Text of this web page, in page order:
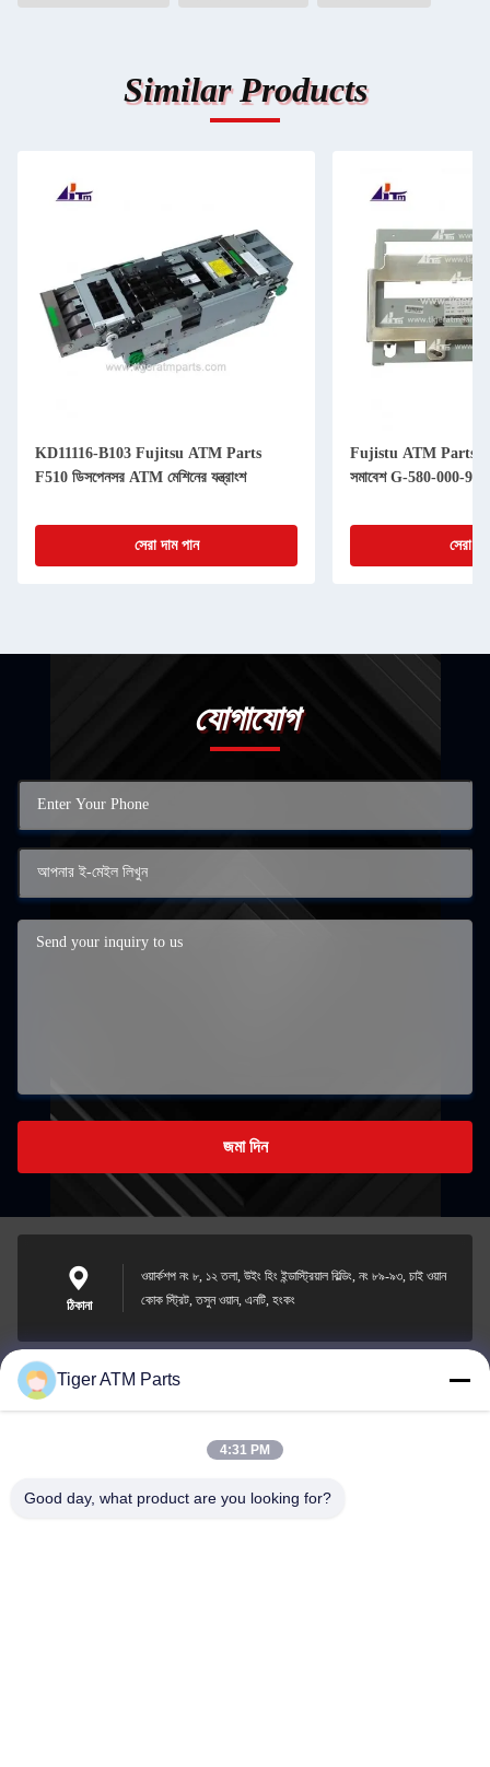
Similar Products
KD11116-B103 Fujitsu ATM Parts
F510 ডিসপেনসর ATM মেশিনের যন্ত্রাংশ
সেরা দাম পান
Fujistu ATM Parts
সমাবেশ G-580-000-
সেরা
যোগাযোগ
জমা দিন
ঠিকানা
ওয়ার্কশপ নং ৮, ১২ তলা, উইং হিং ইন্ডাস্ট্রিয়াল বিল্ডিং, নং ৮৯-৯৩, চাই ওয়ান
কোক স্ট্রিট, তসুন ওয়ান, এনটি, হংকং
sales@atmpart.com.cn
Tiger ATM Parts
4:31 PM
Good day, what product are you looking for?